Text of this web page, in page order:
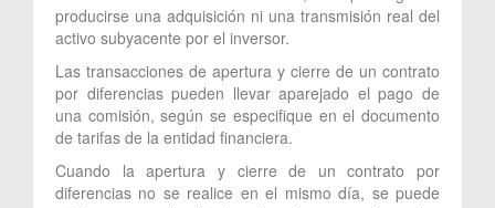
producirse una adquisición ni una transmisión real del
activo subyacente por el inversor.
Las transacciones de apertura y cierre de un contrato
por diferencias pueden llevar aparejado el pago de
una comisión, según se especifique en el documento
de tarifas de la entidad financiera.
Cuando la apertura y cierre de un contrato por
diferencias no se realice en el mismo día, se puede